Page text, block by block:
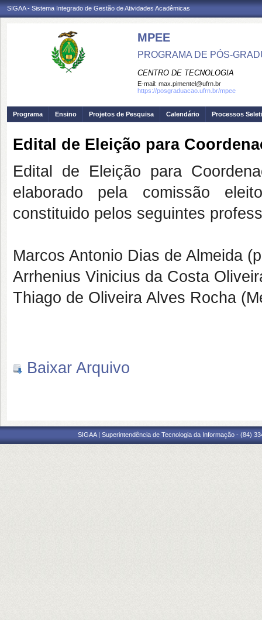
SIGAA - Sistema Integrado de Gestão de Atividades Acadêmicas
MPEE
PROGRAMA DE PÓS-
CENTRO DE TECNOLOGIA
E-mail: max.pimentel@ufrn.br
https://posgraduacao.ufrn.br/mpee
Programa Ensino Projetos de Pesquisa Calendário Processos
Edital de Eleição para
Edital de Eleição para
elaborado pela comissão
constituido pelos seguintes
Marcos Antonio Dias de Almeida
Arrhenius Vinicius da Costa
Thiago de Oliveira Alves Rocha
Baixar Arquivo
SIGAA | Superintendência de Tecnologia da Informação - (84)